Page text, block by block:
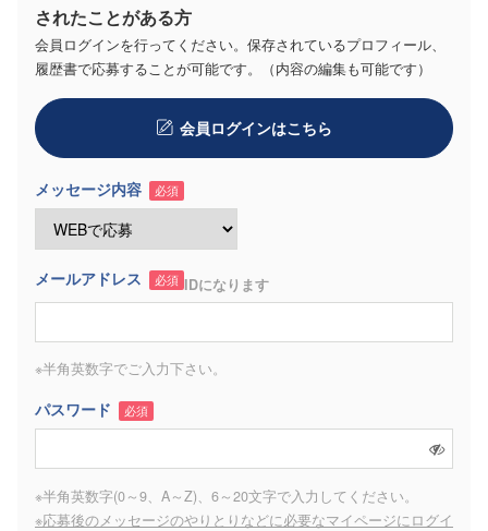
されたことがある方
会員ログインを行ってください。保存されているプロフィール、
履歴書で応募することが可能です。（内容の編集も可能です）
会員ログインはこちら
メッセージ内容 必須
メールアドレス 必須 IDになります
※半角英数字でご入力下さい。
パスワード 必須
※半角英数字(0～9、A～Z)、6～20文字で入力してください。
※応募後のメッセージのやりとりなどに必要なマイページにログイ